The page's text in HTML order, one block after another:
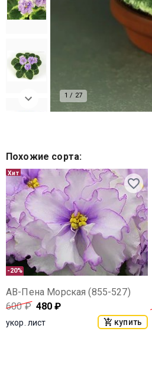
1 / 27
Похожие сорта:
-20%
Хит
АВ-Пена Морская (855-527)
600₽ 480 ₽
укор. лист купить